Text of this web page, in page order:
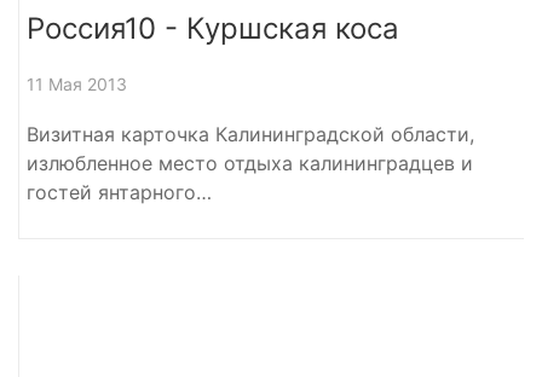
Россия10 - Куршская коса
11 Мая 2013
Визитная карточка Калининградской области,
излюбленное место отдыха калининградцев и
гостей янтарного…